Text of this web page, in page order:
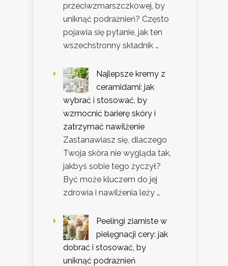
przeciwzmarszczkowej, by
uniknąć podrażnień? Często
pojawia się pytanie, jak ten
wszechstronny składnik …
Najlepsze kremy z
ceramidami: jak
wybrać i stosować, by
wzmocnić barierę skóry i
zatrzymać nawilżenie
Zastanawiasz się, dlaczego
Twoja skóra nie wygląda tak,
jakbyś sobie tego życzył?
Być może kluczem do jej
zdrowia i nawilżenia leży …
Peelingi ziarniste w
pielęgnacji cery: jak
dobrać i stosować, by
uniknąć podrażnień